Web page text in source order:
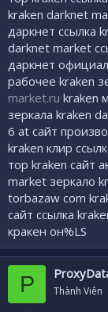
kraken darknet
даркнет ссылка
darknet market
даркнет
рабочее kraken
market.ru kraken
зеркала kraken
6 at сайт
kraken клир
тор kraken сайт
market зеркало
torbazaw com
сайт ссылка
кракен он%LS
P Thành Viên